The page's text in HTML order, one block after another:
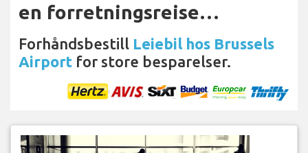
en forretningsreise…
Forhåndsbestill Leiebil hos Brussels
Airport for store besparelser.